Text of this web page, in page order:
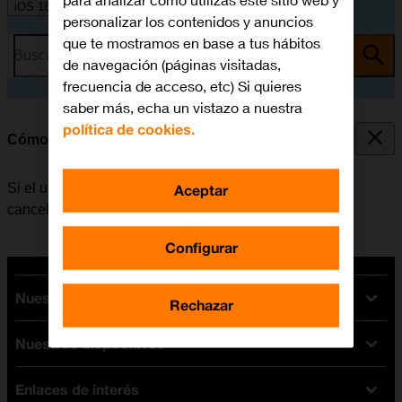
iOS 18
Busca por problema o tema
Cómo cancelar todos los desvíos
Si el usuario ya no desea desviar sus llamadas, puede
cancelar los desvíos.
Nuestras tarifas
Tarifas Orange
Tarifas fibra y móvil
Nuestros dispositivos
Ofertas en móviles
Enlaces de interés
personalizar los contenidos y anuncios
que te mostramos en base a tus hábitos
de navegación (páginas visitadas,
frecuencia de acceso, etc) Si quieres
saber más, echa un vistazo a nuestra
política de cookies.
Configurar
Rechazar
Aceptar